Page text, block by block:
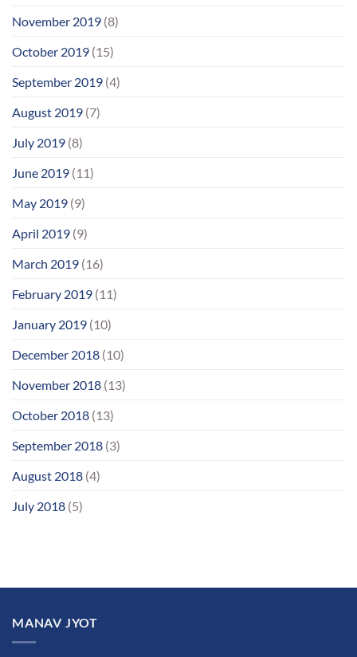
November 2019 (8)
October 2019 (15)
September 2019 (4)
August 2019 (7)
July 2019 (8)
June 2019 (11)
May 2019 (9)
April 2019 (9)
March 2019 (16)
February 2019 (11)
January 2019 (10)
December 2018 (10)
November 2018 (13)
October 2018 (13)
September 2018 (3)
August 2018 (4)
July 2018 (5)
MANAV JYOT